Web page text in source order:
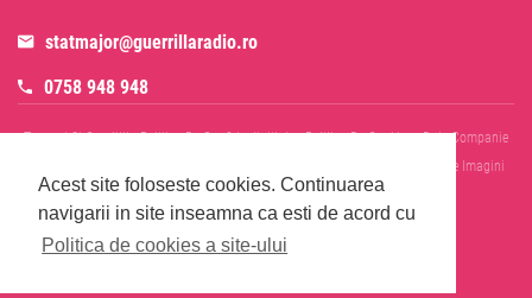
Acest site foloseste cookies. Continuarea
navigarii in site inseamna ca esti de acord cu
Politica de cookies a site-ului
statmajor@guerrillaradio.ro
0758 948 948
Termeni Si Conditii Politica De Confidentialitate Politica De Cookies
Date Companie
Informare Prelucrare Imagini
Evenimente
Cod Deontologic